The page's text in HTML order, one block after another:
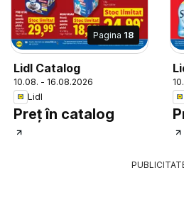
Pagina 18
Lidl Catalog
10.08. - 16.08.2026
Lidl
Preț în catalog